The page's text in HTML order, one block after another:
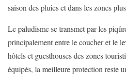
saison des pluies et dans les zones
Le paludisme se transmet par les
principalement entre le coucher et le
hôtels et guesthouses des zones
équipés, la meilleure protection reste